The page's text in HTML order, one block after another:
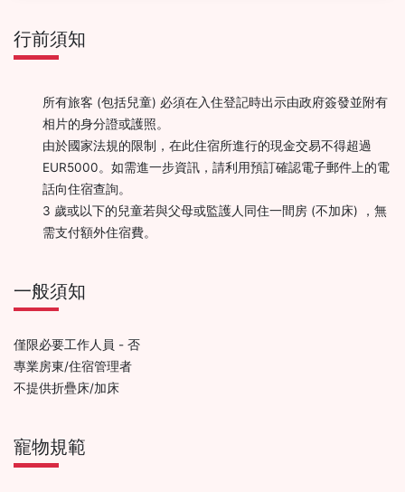
行前須知
所有旅客 (包括兒童) 必須在入住登記時出示由政府簽發並附有
相片的身分證或護照。
由於國家法規的限制，在此住宿所進行的現金交易不得超過
EUR5000。如需進一步資訊，請利用預訂確認電子郵件上的電
話向住宿查詢。
3 歲或以下的兒童若與父母或監護人同住一間房 (不加床) ，無
需支付額外住宿費。
一般須知
僅限必要工作人員 - 否
專業房東/住宿管理者
不提供折疊床/加床
寵物規範